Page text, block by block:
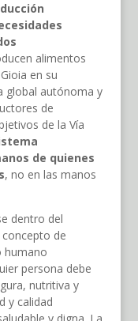
alimentos
en su
global autónoma y
de
de la Vía
de quienes
, no en las manos
dentro del
de
humano
persona debe
nutritiva y
y calidad